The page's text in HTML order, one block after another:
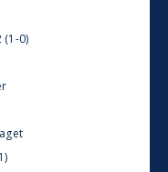
(1-0)